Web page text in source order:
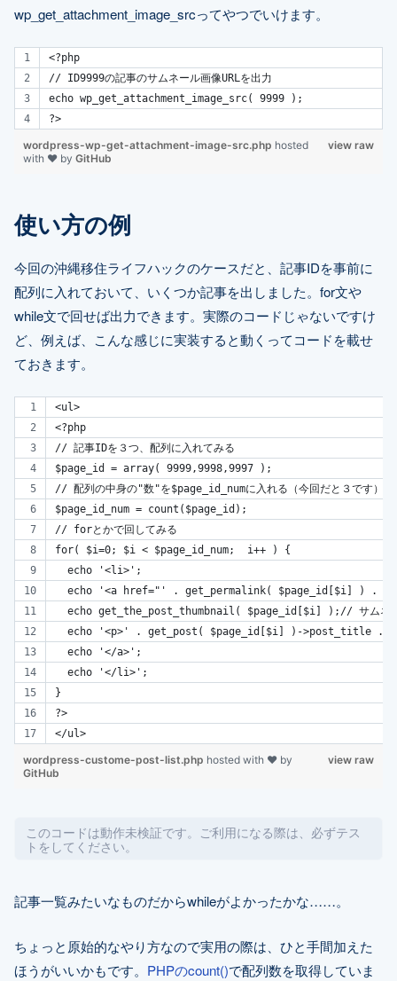
wp_get_attachment_image_srcってやつでいけます。
<?php
// ID9999の記事のサムネール画像URLを出力
echo wp_get_attachment_image_src( 9999 );
?>
view raw
wordpress-wp-get-attachment-image-src.php hosted
with ❤ by GitHub
使い方の例
今回の沖縄移住ライフハックのケースだと、記事IDを事前に
配列に入れておいて、いくつか記事を出しました。for文や
while文で回せば出力できます。実際のコードじゃないですけ
ど、例えば、こんな感じに実装すると動くってコードを載せ
ておきます。
<ul>
<?php
// 記事IDを３つ、配列に入れてみる
$page_id = array( 9999,9998,9997 );
// 配列の中身の"数"を$page_id_numに入れる（今回だと３です）
$page_id_num = count($page_id);
// forとかで回してみる
for( $i=0; $i < $page_id_num;  i++ ) {
  echo '<li>';
echo '<a href="' . get_permalink( $page_id[$i] ) .
echo get_the_post_thumbnail( $page_id[$i] );// サムネ
echo '<p>' . get_post( $page_id[$i] )->post_title .
  echo '</a>';
  echo '</li>';
}
?>
</ul>
view raw
wordpress-custome-post-list.php hosted with ❤ by
GitHub
このコードは動作未検証です。ご利用になる際は、必ずテス
トをしてください。
記事一覧みたいなものだからwhileがよかったかな……。
ちょっと原始的なやり方なので実用の際は、ひと手間加えた
ほうがいいかもです。 PHPのcount()で配列数を取得していま